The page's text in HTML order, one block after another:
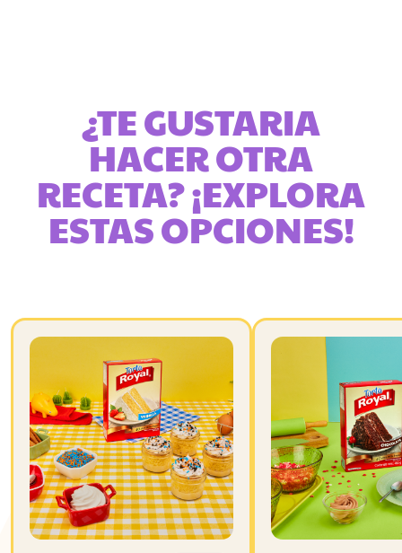
¿TE GUSTARIA
HACER OTRA
RECETA? ¡EXPLORA
ESTAS OPCIONES!